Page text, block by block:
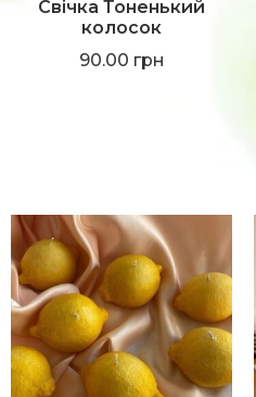
Свічка Тоненький
колосок
90.00 грн